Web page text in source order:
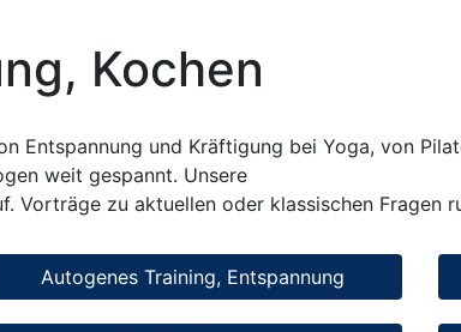
Kochen
Entspannung und Kräftigung bei Yoga, von
weit gespannt. Unsere
Vorträge zu aktuellen oder klassischen Fragen
Autogenes Training, Entspannung